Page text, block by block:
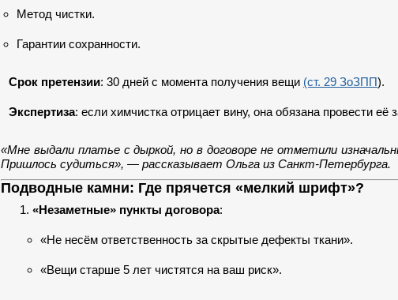
Метод чистки.
Гарантии сохранности.
Срок претензии: 30 дней с момента получения вещи (ст. 29 ЗоЗПП).
Экспертиза: если химчистка отрицает вину, она обязана провести её
«Мне выдали платье с дыркой, но в договоре не отметили
Пришлось судиться», — рассказывает Ольга из Санкт-Петербурга.
Подводные камни: Где прячется «мелкий шрифт»?
«Незаметные» пункты договора:
«Не несём ответственность за скрытые дефекты ткани».
«Вещи старше 5 лет чистятся на ваш риск».